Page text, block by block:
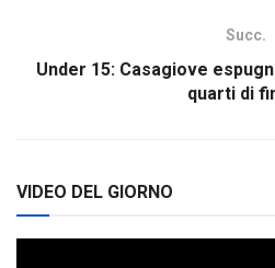
Succ.
Under 15: Casagiove
quarti di
VIDEO DEL GIORNO